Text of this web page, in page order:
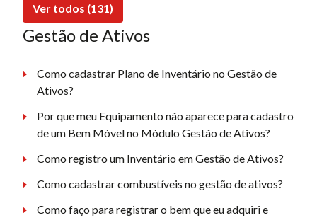
Ver todos (131)
Gestão de Ativos
Como cadastrar Plano de Inventário no Gestão de
Ativos?
Por que meu Equipamento não aparece para cadastro
de um Bem Móvel no Módulo Gestão de Ativos?
Como registro um Inventário em Gestão de Ativos?
Como cadastrar combustíveis no gestão de ativos?
Como faço para registrar o bem que eu adquiri e